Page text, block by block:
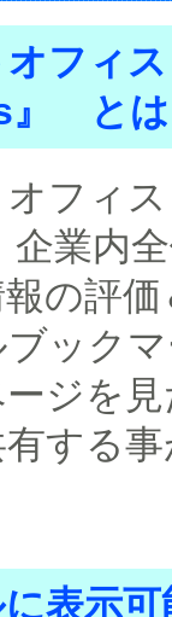
オフィ
』 と
オフィ
企業内
の評
ック
ジを
する
表示可